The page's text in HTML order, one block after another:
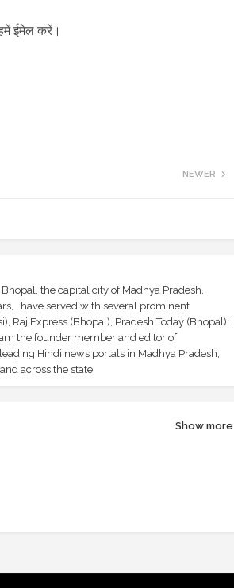
ईमेल करें।
NEWER
the capital city of Madhya Pradesh,
I have served with several prominent
Raj Express (Bhopal), Pradesh Today (Bhopal);
the founder member and editor of
Hindi news portals in Madhya Pradesh,
across the state.
Show more